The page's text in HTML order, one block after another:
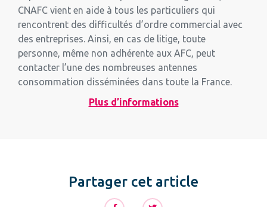
CNAFC vient en aide à tous les particuliers qui
rencontrent des difficultés d’ordre commercial avec
des entreprises. Ainsi, en cas de litige, toute
personne, même non adhérente aux AFC, peut
contacter l’une des nombreuses antennes
consommation disséminées dans toute la France.
Plus d’informations
Partager cet article